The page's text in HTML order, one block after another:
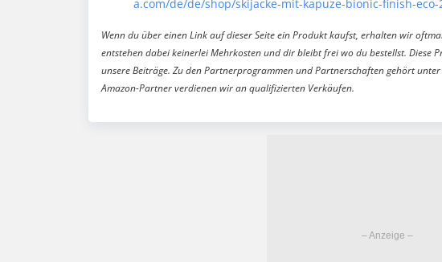
a.com/de/de/shop/skijacke-mit-kapuze-bionic-finish-eco-
Wenn du über einen Link auf dieser Seite ein Produkt kaufst, erhalten wir
entstehen dabei keinerlei Mehrkosten und dir bleibt frei wo du bestellst. Diese
unsere Beiträge. Zu den Partnerprogrammen und Partnerschaften gehört
Amazon-Partner verdienen wir an qualifizierten Verkäufen.